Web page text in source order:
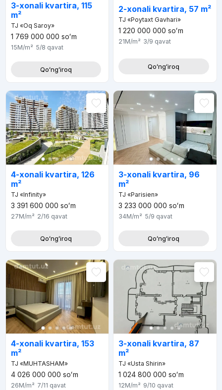
3-xonali kvartira, 115
m²
TJ «Oq Saroy»
1 769 000 000 soʻm
15M/m² 5/8 qavat
Qoʻngʻiroq
2-xonali kvartira, 57 m²
TJ «Poytaxt Gavhari»
1 220 000 000 soʻm
21M/m² 3/9 qavat
Qoʻngʻiroq
4-xonali kvartira, 126
m²
TJ «Infinity»
3 391 600 000 soʻm
27M/m² 2/16 qavat
Qoʻngʻiroq
3-xonali kvartira, 96
m²
TJ «Parisien»
3 233 000 000 soʻm
34M/m² 5/9 qavat
Qoʻngʻiroq
4-xonali kvartira, 153
m²
TJ «MUHTASHAM»
4 026 000 000 soʻm
26M/m² 7/11 qavat
3-xonali kvartira, 87
m²
TJ «Usta Shirin»
1 024 800 000 soʻm
12M/m² 9/10 qavat